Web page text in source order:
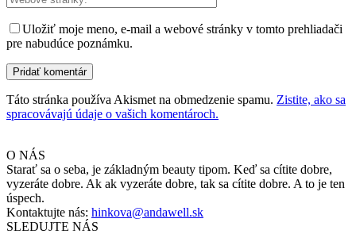
Uložiť moje meno, e-mail a webové stránky v tomto prehliadači
pre nabudúce poznámku.
Táto stránka používa Akismet na obmedzenie spamu. Zistite, ako sa
spracovávajú údaje o vašich komentároch.
O NÁS
Starať sa o seba, je základným beauty tipom. Keď sa cítite dobre,
vyzeráte dobre. Ak ak vyzeráte dobre, tak sa cítite dobre. A to je ten
úspech.
Kontaktujte nás: hinkova@andawell.sk
SLEDUJTE NÁS